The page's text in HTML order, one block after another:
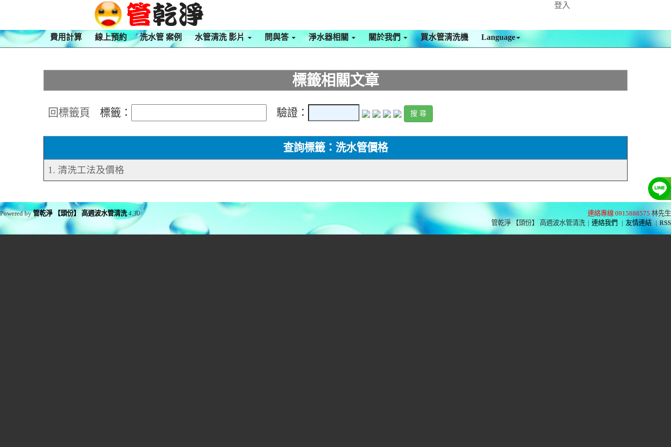
登入
費用計算 線上預約 洗水管 案例 水管清洗 影片 問與答 淨水器相關 關於我們 買水管清洗機 Language
標籤相關文章
回標籤頁 標籤： 驗證：
查詢標籤：洗水管價格
1. 清洗工法及價格
連絡專線 0915888575 林先生
管乾淨 【頭份】 高週波水管清洗 | 連絡我們 | 友情連結 | RSS
Powered by管乾淨 【頭份】 高週波水管清洗 4.30